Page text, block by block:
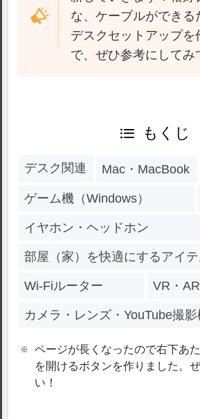
な、ケーブルができる
デスクセットアップを
で、ぜひ参考にしてみ
もくじ
デスク関連 Mac・MacBook
ゲーム機（Windows）
イヤホン・ヘッドホン
部屋（家）を快適にするアイ
Wi-Fiルーター VR・
カメラ・レンズ・YouTube撮
ページが長くなったので右下あ
を開けるボタンを作りました。
い！